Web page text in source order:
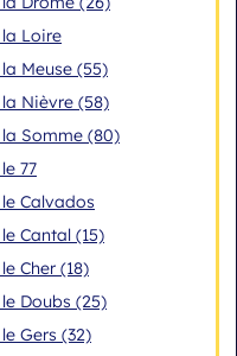
Loire
Meuse (55)
Nièvre (58)
Somme (80)
77
Calvados
Cantal (15)
Cher (18)
Doubs (25)
Gers (32)